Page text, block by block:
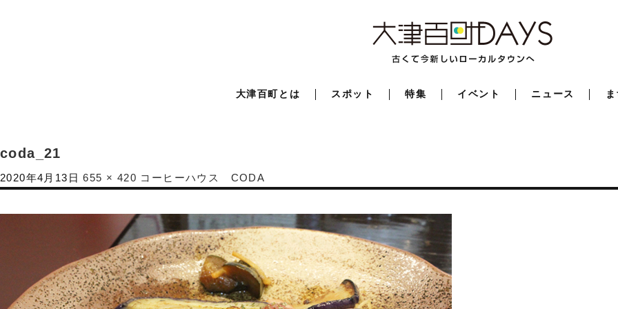
大津百町とは スポット 特集 イベント ニュース
coda_21
2020年4月13日 655 × 420 コーヒーハウス CODA